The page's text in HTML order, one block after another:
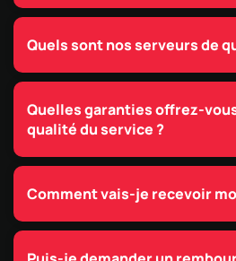
Quels sont nos serveurs de
Quelles garanties offrez-
qualité du service ?
Comment vais-je recevoir